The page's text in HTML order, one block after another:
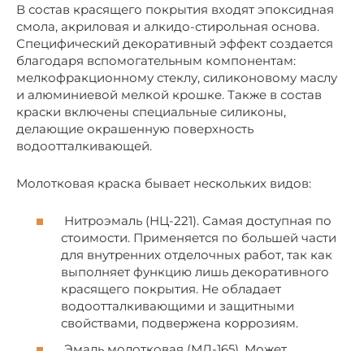
В состав красящего покрытия входят эпоксидная
смола, акриловая и алкидо-стирольная основа.
Специфический декоративный эффект создается
благодаря вспомогательным компонентам:
мелкофракционному стеклу, силиконовому маслу
и алюминиевой мелкой крошке. Также в состав
краски включены специальные силиконы,
делающие окрашенную поверхность
водоотталкивающей.
Молотковая краска бывает нескольких видов:
Нитроэмаль (НЦ-221). Самая доступная по
стоимости. Применяется по большей части
для внутренних отделочных работ, так как
выполняет функцию лишь декоративного
красящего покрытия. Не обладает
водоотталкивающими и защитными
свойствами, подвержена коррозиям.